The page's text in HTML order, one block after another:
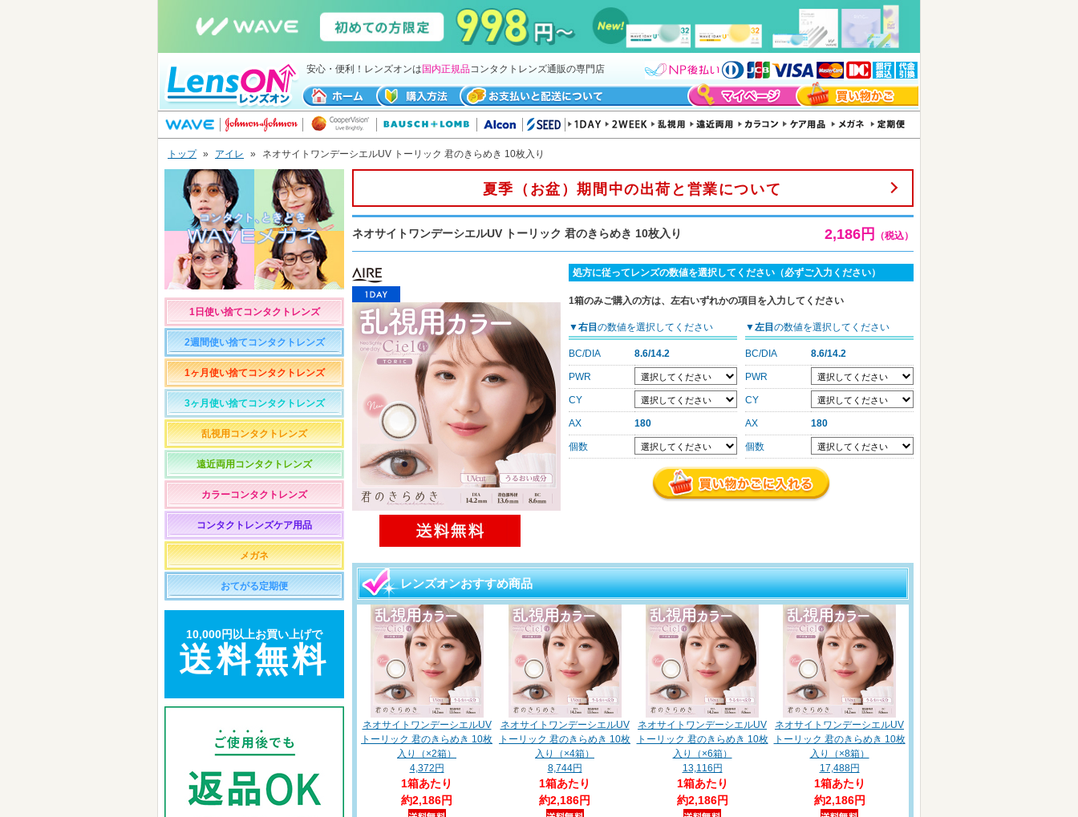
安心・便利！レンズオンは国内正規品コンタクトレンズ通販の専門店
トップ » アイレ » ネオサイトワンデーシエルUV トーリック 君のきらめき 10枚入り
1日使い捨てコンタクトレンズ
2週間使い捨てコンタクトレンズ
1ヶ月使い捨てコンタクトレンズ
3ヶ月使い捨てコンタクトレンズ
乱視用コンタクトレンズ
遠近両用コンタクトレンズ
カラーコンタクトレンズ
コンタクトレンズケア用品
メガネ
おてがる定期便
10,000円以上お買い上げで
送料無料
夏季（お盆）期間中の出荷と営業について
ネオサイトワンデーシエルUV トーリック 君のきらめき 10枚入り 2,186円 （税込）
処方に従ってレンズの数値を選択してください（必ずご入力ください）
1箱のみご購入の方は、左右いずれかの項目を入力してください
▼右目の数値を選択してください
BC/DIA 8.6/14.2
PWR
CY
AX 180
個数
▼左目の数値を選択してください
BC/DIA 8.6/14.2
PWR
CY
AX 180
個数
レンズオンおすすめ商品
ネオサイトワンデーシエルUV
トーリック 君のきらめき 10枚
入り（×2箱）
4,372円
1箱あたり
約2,186円
ネオサイトワンデーシエルUV
トーリック 君のきらめき 10枚
入り（×4箱）
8,744円
1箱あたり
約2,186円
ネオサイトワンデーシエルUV
トーリック 君のきらめき 10枚
入り（×6箱）
13,116円
1箱あたり
約2,186円
ネオサイトワンデーシエルUV
トーリック 君のきらめき 10枚
入り（×8箱）
17,488円
1箱あたり
約2,186円